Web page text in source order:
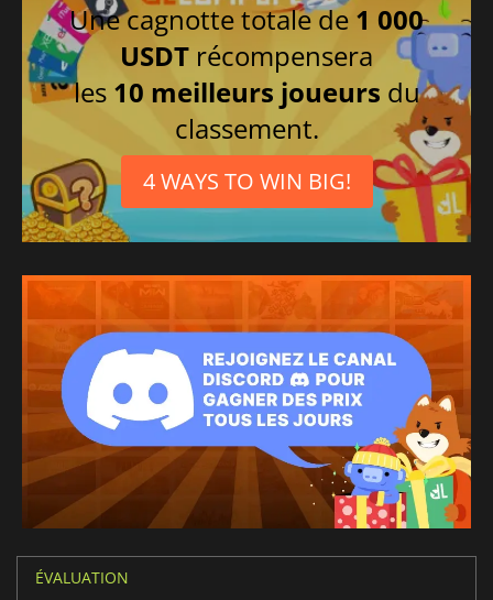
Une cagnotte totale de 1 000
USDT récompensera
les 10 meilleurs joueurs du
classement.
4 WAYS TO WIN BIG!
ÉVALUATION